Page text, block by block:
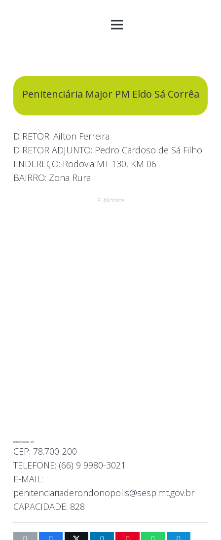
Penitenciária Major PM Eldo Sá Corrêa
DIRETOR: Ailton Ferreira
DIRETOR ADJUNTO: Pedro Cardoso de Sá Filho
ENDEREÇO: Rodovia MT 130, KM 06
BAIRRO: Zona Rural
Publicidade
Rondonópolis – MT
CEP: 78.700-200
TELEFONE: (66) 9 9980-3021
E-MAIL:
penitenciariaderondonopolis@sesp.mt.gov.br
CAPACIDADE: 828